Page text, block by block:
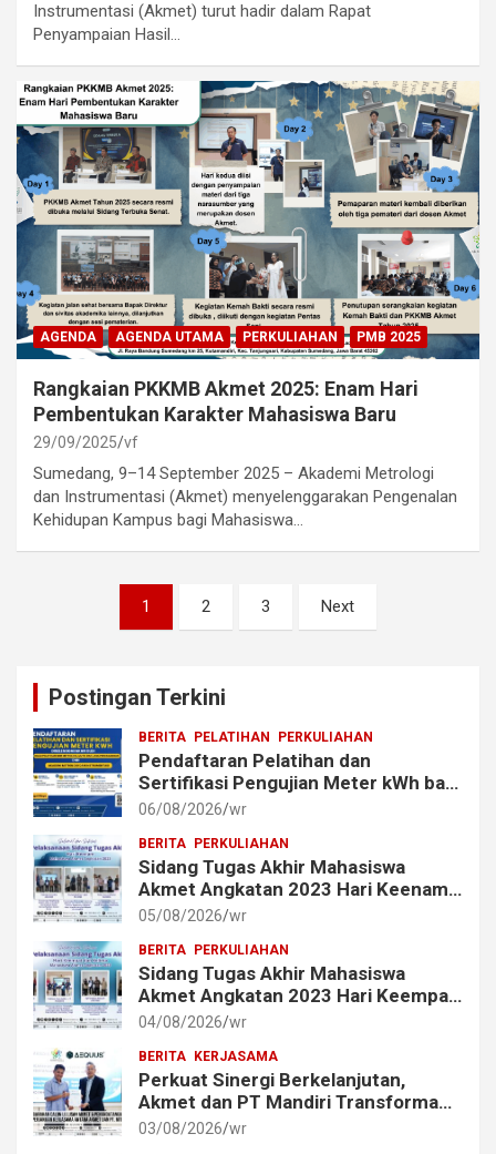
Instrumentasi (Akmet) turut hadir dalam Rapat
Penyampaian Hasil…
AGENDA AGENDA UTAMA PERKULIAHAN PMB 2025
Rangkaian PKKMB Akmet 2025: Enam Hari
Pembentukan Karakter Mahasiswa Baru
29/09/2025 vf
Sumedang, 9–14 September 2025 – Akademi Metrologi
dan Instrumentasi (Akmet) menyelenggarakan Pengenalan
Kehidupan Kampus bagi Mahasiswa…
pagination
1 2 3 Next
Postingan Terkini
BERITA PELATIHAN PERKULIAHAN
Pendaftaran Pelatihan dan
Sertifikasi Pengujian Meter kWh bagi
Mahasiswa dan Alumni Akmet
06/08/2026 wr
BERITA PERKULIAHAN
Sidang Tugas Akhir Mahasiswa
Akmet Angkatan 2023 Hari Keenam
Berlangsung Lancar
05/08/2026 wr
BERITA PERKULIAHAN
Sidang Tugas Akhir Mahasiswa
Akmet Angkatan 2023 Hari Keempat
dan Kelima Berlangsung Lancar
04/08/2026 wr
BERITA KERJASAMA
Perkuat Sinergi Berkelanjutan,
Akmet dan PT Mandiri Transforma
Global (MTG) Resmi Perpanjang
03/08/2026 wr